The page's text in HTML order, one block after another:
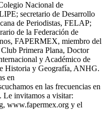
Nacional de
secretario de Desarrollo
de Periodistas, FELAP;
de la Federación de
FAPERMEX, miembro del
Primera Plana, Doctor
y Académico de
Historia y Geografía, ANHG.
en
en las frecuencias en
Le invitamos a visitar:
www.fapermex.org y el